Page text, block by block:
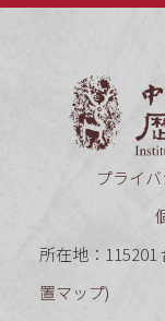
プライ
所在地：115201
置マップ)